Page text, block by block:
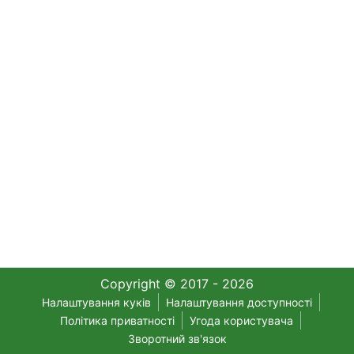
Copyright © 2017 - 2026
Налаштування куків
Налаштування доступності
Політика приватності
Угода користувача
Зворотний зв'язок